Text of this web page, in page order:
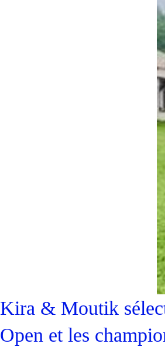
Kira & Moutik
Open et les